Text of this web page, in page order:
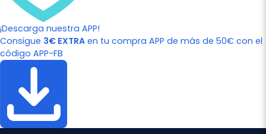
¡Descarga nuestra APP!
Consigue 3€ EXTRA en tu compra APP de más de 50€ con el
código APP-FB